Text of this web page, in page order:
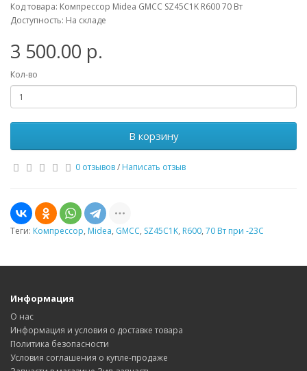
Код товара: Компрессор Midea GMCC SZ45C1K R600 70 Вт
Доступность: На складе
3 500.00 р.
Кол-во
В корзину
0 отзывов/ Написать отзыв
Теги: Компрессор, Midea, GMCC, SZ45C1K, R600, 70 Вт при -23С
Информация
О нас
Информация и условия о доставке товара
Политика безопасности
Условия соглашения о купле-продаже